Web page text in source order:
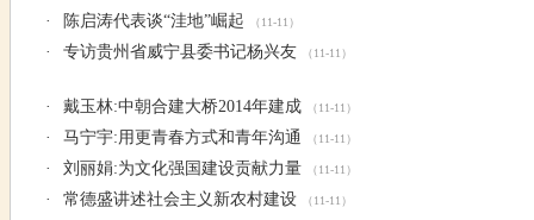
· 陈启涛代表谈“洼地”崛起 （11-11）
· 专访贵州省威宁县委书记杨兴友 （11-11）
· 戴玉林:中朝合建大桥2014年建成 （11-11）
· 马宁宇:用更青春方式和青年沟通 （11-11）
· 刘丽娟:为文化强国建设贡献力量 （11-11）
· 常德盛讲述社会主义新农村建设 （11-11）